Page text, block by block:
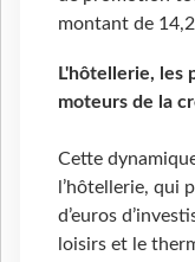
montant de
L'hôtellerie, les
moteurs de la
Cette
l’hôtellerie, qui
d’euros
loisirs et le